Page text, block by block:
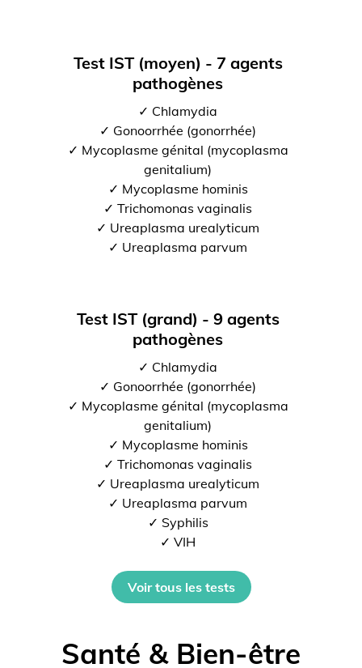
Test IST (moyen) - 7 agents
pathogènes
✓ Chlamydia
✓ Gonoorrhée (gonorrhée)
✓ Mycoplasme génital (mycoplasma
genitalium)
✓ Mycoplasme hominis
✓ Trichomonas vaginalis
✓ Ureaplasma urealyticum
✓ Ureaplasma parvum
Test IST (grand) - 9 agents
pathogènes
✓ Chlamydia
✓ Gonoorrhée (gonorrhée)
✓ Mycoplasme génital (mycoplasma
genitalium)
✓ Mycoplasme hominis
✓ Trichomonas vaginalis
✓ Ureaplasma urealyticum
✓ Ureaplasma parvum
✓ Syphilis
✓ VIH
Voir tous les tests
Santé & Bien-être